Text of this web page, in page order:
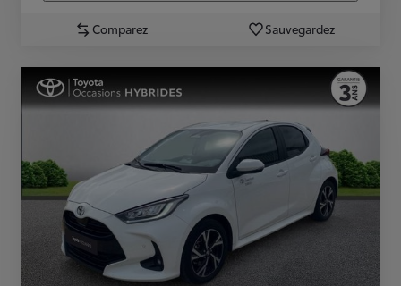
Comparez Sauvegardez